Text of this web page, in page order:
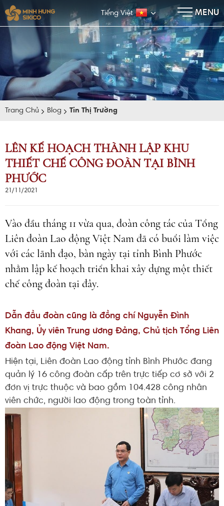
Tiếng Việt MENU
×
E-BROCHURE
Trang Chủ Blog Tin Thị Trường
LÊN KẾ HOẠCH THÀNH LẬP KHU
THIẾT CHẾ CÔNG ĐOÀN TẠI BÌNH
PHƯỚC
21/11/2021
Vào đầu tháng 11 vừa qua, đoàn công tác của Tổng
Liên đoàn Lao động Việt Nam đã có buổi làm việc
với các lãnh đạo, bàn ngày tại tỉnh Bình Phước
nhằm lập kế hoạch triển khai xây dựng một thiết
chế công đoàn tại đây.
Dẫn đầu đoàn cũng là đồng chí Nguyễn Đình
Khang, Ủy viên Trung ương Đảng, Chủ tịch Tổng Liên
đoàn Lao động Việt Nam.
Hiện tại, Liên đoàn Lao động tỉnh Bình Phước đang
quản lý 16 công đoàn cấp trên trực tiếp cơ sở với 2
đơn vị trực thuộc và bao gồm 104.428 công nhân
viên chức, người lao động trong toàn tỉnh.